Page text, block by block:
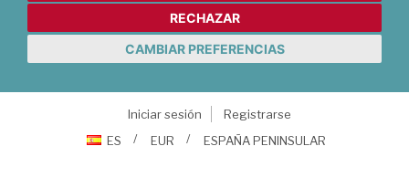
RECHAZAR
CAMBIAR PREFERENCIAS
Iniciar sesión
Registrarse
ES
EUR ESPAÑA PENINSULAR